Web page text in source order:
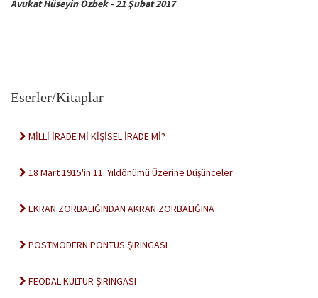
Avukat Hüseyin Özbek - 21 Şubat 2017
Eserler/Kitaplar
MİLLİ İRADE Mİ KİŞİSEL İRADE Mİ?
18 Mart 1915'in 11. Yıldönümü Üzerine Düşünceler
EKRAN ZORBALIĞINDAN AKRAN ZORBALIĞINA
POSTMODERN PONTUS ŞIRINGASI
FEODAL KÜLTÜR ŞIRINGASI